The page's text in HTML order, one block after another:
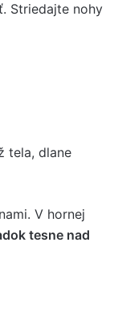
Striedajte nohy
tela, dlane
V hornej
tesne nad